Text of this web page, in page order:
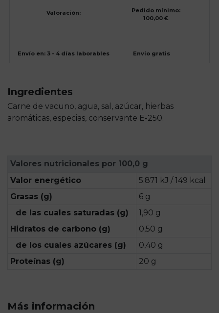
Valoración:
Pedido mínimo:
100,00 €
Envío en: 3 - 4 días laborables Envío gratis
Ingredientes
Carne de vacuno, agua, sal, azúcar, hierbas
aromáticas, especias, conservante E-250.
Valores nutricionales por 100,0 g
Valor energético
5.871 kJ / 149 kcal
Grasas (g)
6 g
de las cuales saturadas (g)
1,90 g
Hidratos de carbono (g)
0,50 g
de los cuales azúcares (g)
0,40 g
Proteínas (g)
20 g
Más información